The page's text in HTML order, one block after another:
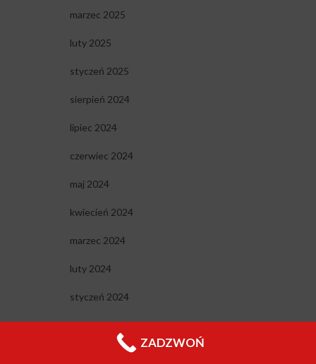
marzec 2025
luty 2025
styczeń 2025
sierpień 2024
lipiec 2024
czerwiec 2024
maj 2024
kwiecień 2024
marzec 2024
luty 2024
styczeń 2024
grudzień 2023
listopad 2023
ZADZWOŃ